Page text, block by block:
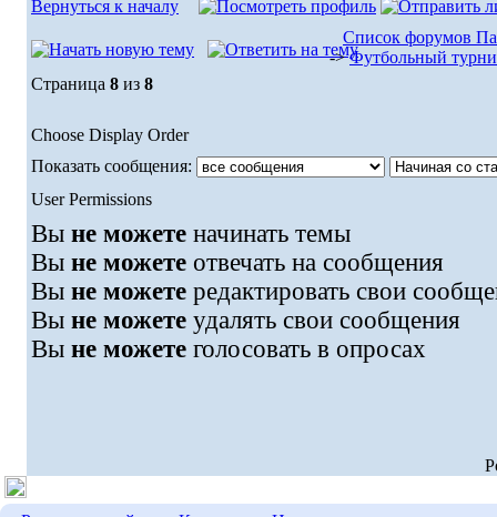
Вернуться к началу
Список форумов
->Футбольный
Страница 8 из 8
Choose Display Order
Показать сообщения:
User Permissions
Вы не можете начинать темы
Вы не можете отвечать на сообщения
Вы не можете редактировать свои
Вы не можете удалять свои сообщения
Вы не можете голосовать в опросах